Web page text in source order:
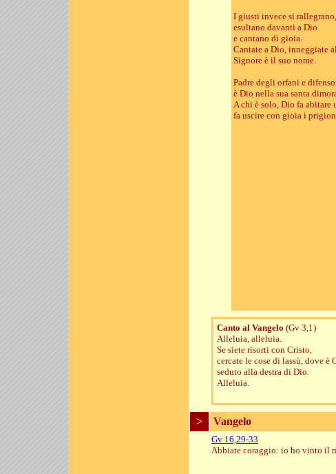
I giusti invece si rallegrano,
esultano davanti a Dio
e cantano di gioia.
Cantate a Dio, inneggiate
Signore è il suo nome.
Padre degli orfani e
è Dio nella sua santa
A chi è solo, Dio fa abitare
fa uscire con gioia i
Canto al Vangelo (Gv 3,1)
Alleluia, alleluia.
Se siete risorti con Cristo,
cercate le cose di lassù, dove è
seduto alla destra di Dio.
Alleluia.
> Vangelo
Gv 16,29-33
Abbiate coraggio: io ho vinto il